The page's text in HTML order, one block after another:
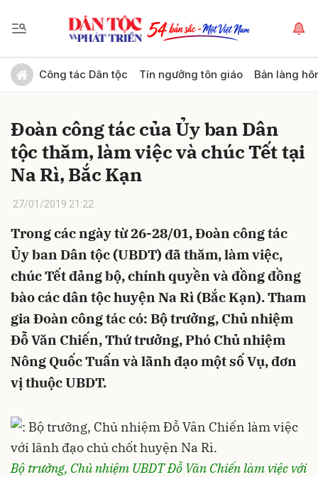
Công tác Dân tộc Tín ngưỡng tôn giáo Bản làng
Đoàn công tác của Ủy ban Dân
tộc thăm, làm việc và chúc Tết tại
Na Rì, Bắc Kạn
27/01/2019 21:22
Trong các ngày từ 26-28/01, Đoàn công tác
Ủy ban Dân tộc (UBDT) đã thăm, làm việc,
chúc Tết đảng bộ, chính quyền và đồng đồng
bào các dân tộc huyện Na Rì (Bắc Kạn). Tham
gia Đoàn công tác có: Bộ trưởng, Chủ nhiệm
Đỗ Văn Chiến, Thứ trưởng, Phó Chủ nhiệm
Nông Quốc Tuấn và lãnh đạo một số Vụ, đơn
vị thuộc UBDT.
Bộ trưởng, Chủ nhiệm UBDT Đỗ Văn Chiến làm việc với
Gửi bình luận